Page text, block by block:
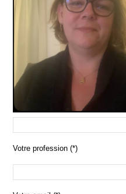
Votre profession (*)